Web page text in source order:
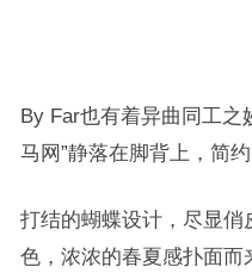
By Far也有着异曲同工之
马网”静落在脚背上，简约
打结的蝴蝶设计，尽显
色，浓浓的春夏感扑面而